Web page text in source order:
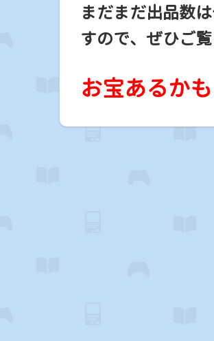
まだまだ出品数
すので、ぜひご
お宝あるか